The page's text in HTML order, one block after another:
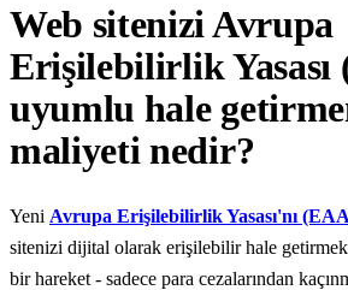
Web sitenizi Avrupa
Erişilebilirlik Yasası
uyumlu hale
maliyeti nedir?
Yeni Avrupa Erişilebilirlik Yasası'nı
sitenizi dijital olarak erişilebilir hale
bir hareket - sadece para cezalarından